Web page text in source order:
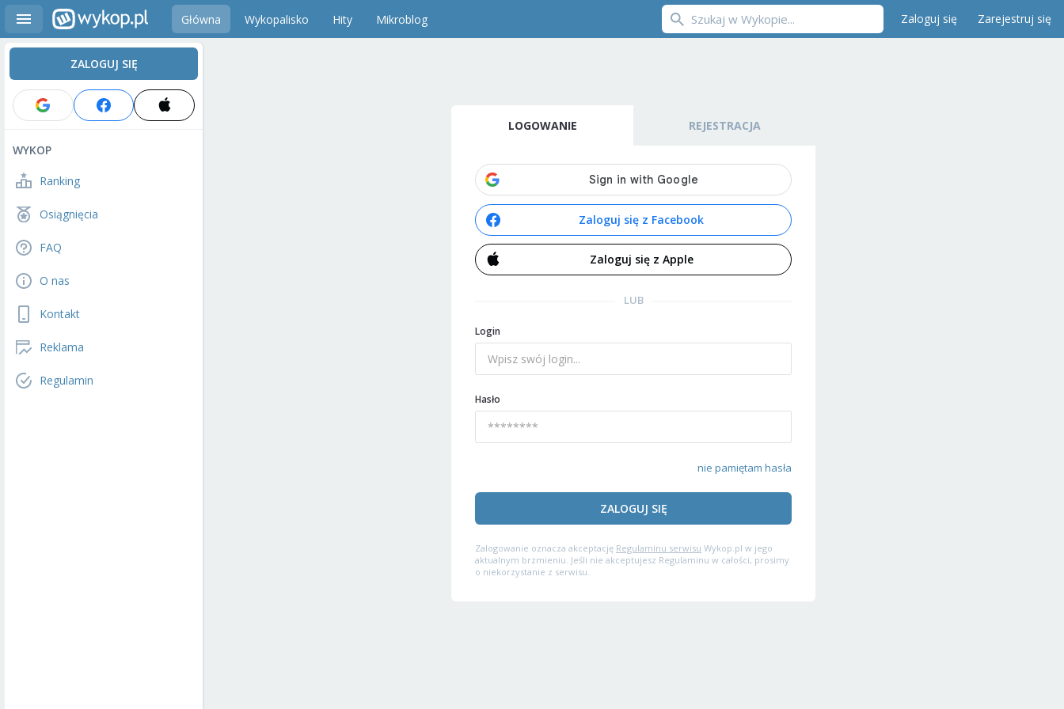
Główna Wykopalisko Hity Mikroblog Zaloguj się Zarejestruj się
ZALOGUJ SIĘ
WYKOP
Ranking
Osiągnięcia
FAQ
O nas
Kontakt
Reklama
Regulamin
LOGOWANIE REJESTRACJA
Zaloguj się z Facebook
Zaloguj się z Apple
LUB
Login
Hasło
nie pamiętam hasła
ZALOGUJ SIĘ
Zalogowanie oznacza akceptację Regulaminu serwisu Wykop.pl w jego
aktualnym brzmieniu. Jeśli nie akceptujesz Regulaminu w całości, prosimy
o niekorzystanie z serwisu.